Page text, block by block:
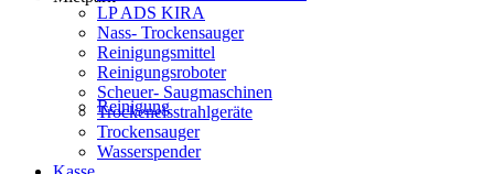
Reinigung
LP ADS KIRA
Nass- Trockensauger
Reinigungsmittel
Reinigungsroboter
Scheuer- Saugmaschinen
Trockeneisstrahlgeräte
Trockensauger
Wasserspender